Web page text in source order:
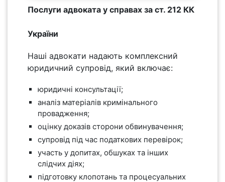
Послуги адвоката у справах за ст. 212 КК
України
Наші адвокати надають комплексний
юридичний супровід, який включає:
юридичні консультації;
аналіз матеріалів кримінального
провадження;
оцінку доказів сторони обвинувачення;
супровід під час податкових перевірок;
участь у допитах, обшуках та інших
слідчих діях;
підготовку клопотань та процесуальних